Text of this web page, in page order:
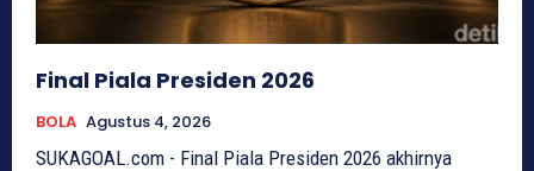
Final Piala Presiden 2026
BOLA Agustus 4, 2026
SUKAGOAL.com - Final Piala Presiden 2026 akhirnya